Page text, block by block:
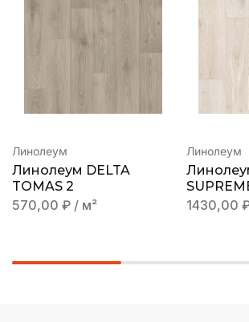
Линолеум
Линолеум DELTA
TOMAS 2
570,00 ₽ / м²
Линолеум
1430,00